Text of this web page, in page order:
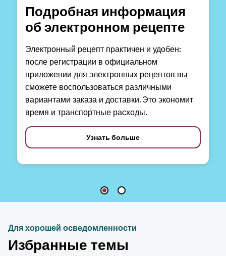
Подробная информация
об электронном рецепте
Электронный рецепт практичен и удобен:
после регистрации в официальном
приложении для электронных рецептов вы
сможете воспользоваться различными
вариантами заказа и доставки. Это экономит
время и транспортные расходы.
Узнать больше
Для хорошей осведомленности
Избранные темы